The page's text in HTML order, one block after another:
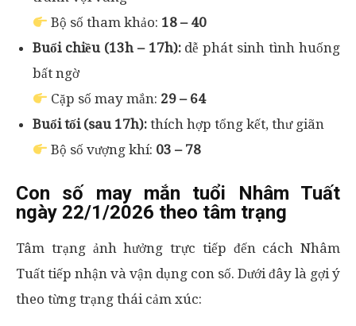
Bộ số tham khảo: 18 – 40
Buổi chiều (13h – 17h):dễ phát sinh tình huống
bất ngờ
Cặp số may mắn: 29 – 64
Buổi tối (sau 17h): thích hợp tổng kết, thư giãn
Bộ số vượng khí: 03 – 78
Con số may mắn tuổi Nhâm Tuất
ngày 22/1/2026 theo tâm trạng
Tâm trạng ảnh hưởng trực tiếp đến cách Nhâm
Tuất tiếp nhận và vận dụng con số. Dưới đây là gợi ý
theo từng trạng thái cảm xúc: